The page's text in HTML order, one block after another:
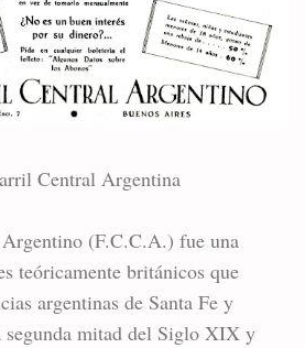
Central Argentina
(F.C.C.A.) fue una
teóricamente británicos que
argentinas de Santa Fe y
segunda mitad del Siglo XIX y